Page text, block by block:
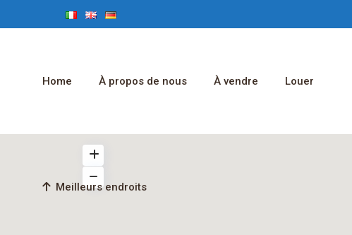
Home À propos de nous À vendre Louer
Meilleurs endroits